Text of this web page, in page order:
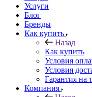
Услуги
Блог
Бренды
Как купить
Назад
Как купить
Условия
Условия
Гарантия на
Компания